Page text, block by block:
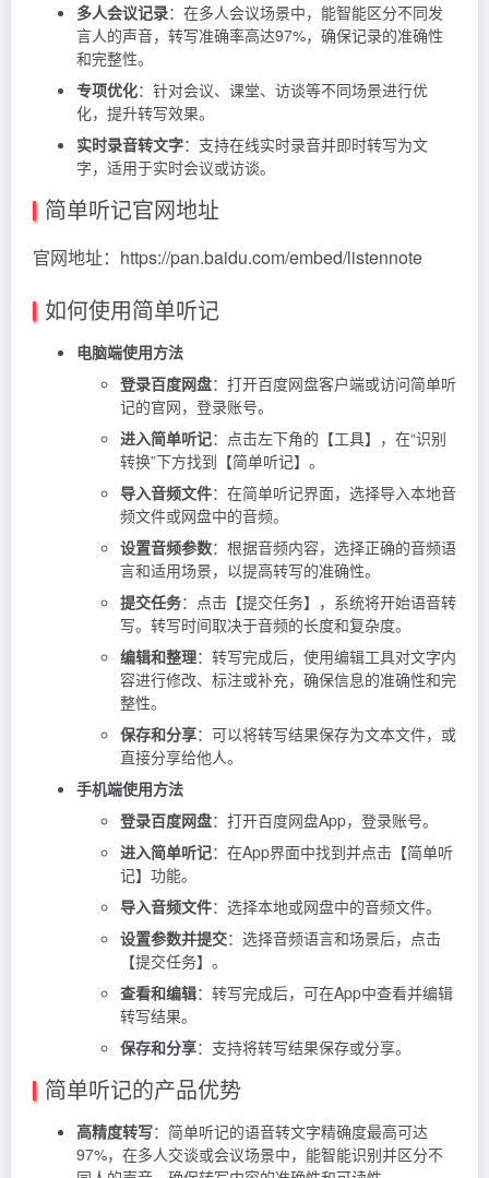
多人会议记录：在多人会议场景中，能智能区分不同发
言人的声音，转写准确率高达97%，确保记录的准确性
和完整性。
专项优化：针对会议、课堂、访谈等不同场景进行优
化，提升转写效果。
实时录音转文字：支持在线实时录音并即时转写为文
字，适用于实时会议或访谈。
简单听记官网地址
官网地址：https://pan.baidu.com/embed/listennote
如何使用简单听记
电脑端使用方法
登录百度网盘：打开百度网盘客户端或访问简单听
记的官网，登录账号。
进入简单听记：点击左下角的【工具】，在“识别
转换”下方找到【简单听记】。
导入音频文件：在简单听记界面，选择导入本地音
频文件或网盘中的音频。
设置音频参数：根据音频内容，选择正确的音频语
言和适用场景，以提高转写的准确性。
提交任务：点击【提交任务】，系统将开始语音转
写。转写时间取决于音频的长度和复杂度。
编辑和整理：转写完成后，使用编辑工具对文字内
容进行修改、标注或补充，确保信息的准确性和完
整性。
保存和分享：可以将转写结果保存为文本文件，或
直接分享给他人。
手机端使用方法
登录百度网盘：打开百度网盘App，登录账号。
进入简单听记：在App界面中找到并点击【简单听
记】功能。
导入音频文件：选择本地或网盘中的音频文件。
设置参数并提交：选择音频语言和场景后，点击
【提交任务】。
查看和编辑：转写完成后，可在App中查看并编辑
转写结果。
保存和分享：支持将转写结果保存或分享。
简单听记的产品优势
高精度转写：简单听记的语音转文字精确度最高可达
97%，在多人交谈或会议场景中，能智能识别并区分不